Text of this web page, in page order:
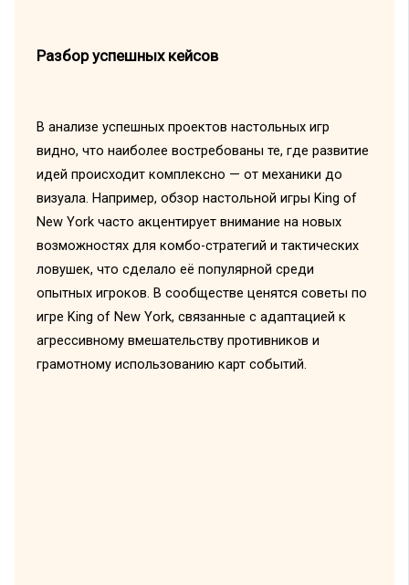
Разбор успешных кейсов
В анализе успешных проектов настольных игр
видно, что наиболее востребованы те, где развитие
идей происходит комплексно — от механики до
визуала. Например, обзор настольной игры King of
New York часто акцентирует внимание на новых
возможностях для комбо-стратегий и тактических
ловушек, что сделало её популярной среди
опытных игроков. В сообществе ценятся советы по
игре King of New York, связанные с адаптацией к
агрессивному вмешательству противников и
грамотному использованию карт событий.